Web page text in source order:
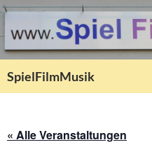
SpielFilmMusik
« Alle Veranstaltungen